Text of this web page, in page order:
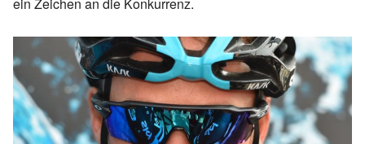
ein Zeichen an die Konkurrenz.